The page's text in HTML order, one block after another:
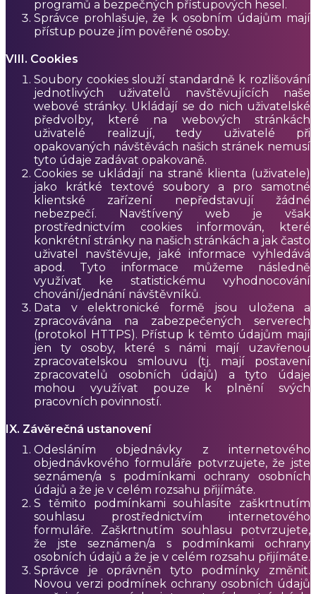
programů a bezpečných přístupových hesel.
Správce prohlašuje, že k osobním údajům mají
přístup pouze jím pověřené osoby.
VIII. Cookies
Soubory cookies slouží standardně k rozlišování
jednotlivých uživatelů navštěvujících naše
webové stránky. Ukládají se do nich uživatelské
předvolby, které na webových stránkách
uživatelé realizují, tedy uživatelé při
opakovaných návštěvách našich stránek nemusí
tyto údaje zadávat opakovaně.
Cookies se ukládají na straně klienta (uživatele)
jako krátké textové soubory a pro samotné
klientské zařízení nepředstavují žádné
nebezpečí. Navštívený web je však
prostřednictvím cookies informován, které
konkrétní stránky na našich stránkách a jak často
uživatel navštěvuje, jaké informace vyhledává
apod. Tyto informace můžeme následně
využívat ke statistickému vyhodnocování
chování/jednání návštěvníků.
Data v elektronické formě jsou uložena a
zpracovávána na zabezpečených serverech
(protokol HTTPS). Přístup k těmto údajům mají
jen ty osoby, které s námi mají uzavřenou
zpracovatelskou smlouvu (tj. mají postavení
zpracovatelů osobních údajů) a tyto údaje
mohou využívat pouze k plnění svých
pracovních povinností.
IX. Závěrečná ustanovení
Odesláním objednávky z internetového
objednávkového formuláře potvrzujete, že jste
seznámen/a s podmínkami ochrany osobních
údajů a že je v celém rozsahu přijímáte.
S těmito podmínkami souhlasíte zaškrtnutím
souhlasu prostřednictvím internetového
formuláře. Zaškrtnutím souhlasu potvrzujete,
že jste seznámen/a s podmínkami ochrany
osobních údajů a že je v celém rozsahu přijímáte.
Správce je oprávněn tyto podmínky změnit.
Novou verzi podmínek ochrany osobních údajů